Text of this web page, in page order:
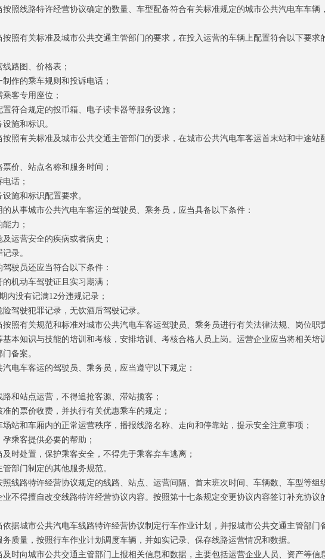
线路特许经营协议确定的数量、车型配备符合有关标准规定的城市公共汽电车车辆
有关标准及城市公共交通主管部门的要求，在投入运营的车辆上配置符合以下要求
路图、价格表；
作的乘车规则和投诉电话；
客专用座位；
合规定的投币箱、电子读卡器等服务设施；
施和标识。
有关标准及城市公共交通主管部门的要求，在城市公共汽电车客运首末站和中途站
价、站点名称和服务时间；
话；
施和标识配置要求。
事城市公共汽电车客运的驾驶员、乘务员，应当具备以下条件：
力；
运营安全的疾病或者病史；
录。
驶员还应当符合以下条件：
机动车驾驶证且实习期满；
没有记满12分违规记录；
驶犯罪记录，无饮酒后驾驶记录。
有关规范和标准对城市公共汽电车客运驾驶员、乘务员进行有关法律法规、岗位职
本知识与技能的培训和考核，安排培训、考核合格人员上岗。运营企业应当将相关培
备案。
车客运的驾驶员、乘务员，应当遵守以下规定：
站点运营，不得追抢客源、滞站揽客；
票价收费，并执行有关优惠乘车的规定；
和车厢内的正常运营秩序，播报线路名称、走向和停靠站，提示安全注意事项；
乘客提供必要的帮助；
处置，保护乘客安全，不得先于乘客弃车逃离；
部门制定的其他服务规范。
路特许经营协议规定的线路、站点、运营间隔、首末班次时间、车辆数、车型等组
不得擅自改变线路特许经营协议内容。按照第十七条规定变更协议内容签订补充协议
城市公共汽电车线路特许经营协议制定行车作业计划，并报城市公共交通主管部门
质量，按照行车作业计划调度车辆，并如实记录、保存线路运营情况和数据。
向城市公共交通主管部门上报相关信息和数据，主要包括运营企业人员、资产等信